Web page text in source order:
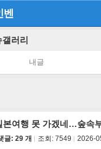
벤
갤러리
내글
본여행 못 가겠네…숲속
글: 29 개 조회: 7549 2026-